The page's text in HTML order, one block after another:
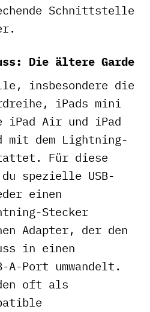
Schnittstelle
Die ältere Garde
insbesondere die
iPads mini
iPad Air und iPad
mit dem Lightning-
Für diese
spezielle USB-
einen
Stecker
Adapter, der den
in einen
A-Port umwandelt.
oft als